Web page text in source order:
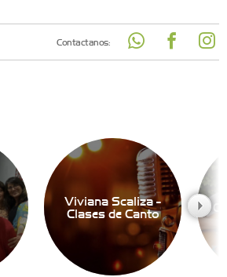
Contactanos:
Viviana Scaliza -
Clases de Canto